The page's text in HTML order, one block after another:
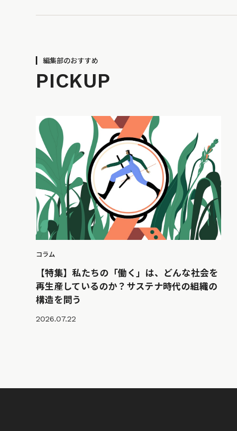
編集部のおすすめ
PICKUP
コラム
【特集】私たちの「働く」は、どんな社会を
再生産しているのか？サステナ時代の組織の
構造を問う
2026.07.22